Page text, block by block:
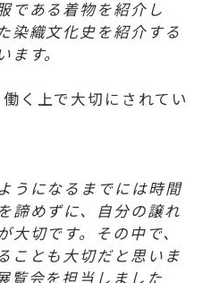
である着物を紹介し
染織文化史を紹介する
す。
く上で大切にされてい
うになるまでには時間
諦めずに、自分の譲れ
切です。その中で、
ことも大切だと思いま
覧会を担当しました